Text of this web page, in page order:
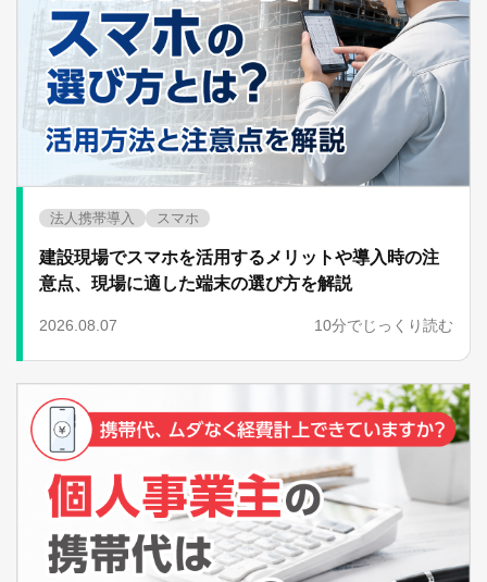
法人携帯導入 スマホ
建設現場でスマホを活用するメリットや導入時の注
意点、現場に適した端末の選び方を解説
2026.08.07 10分でじっくり読む